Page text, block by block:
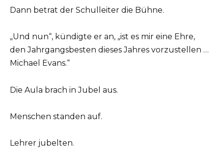
Dann betrat der Schulleiter die Bühne.
„Und nun“, kündigte er an, „ist es mir eine Ehre,
den Jahrgangsbesten dieses Jahres vorzustellen …
Michael Evans.“
Die Aula brach in Jubel aus.
Menschen standen auf.
Lehrer jubelten.